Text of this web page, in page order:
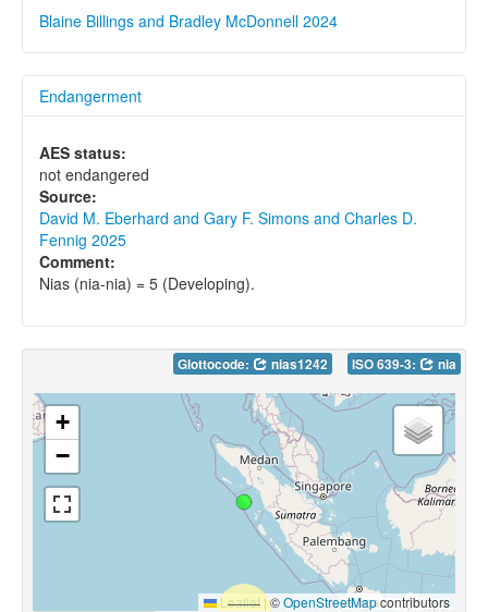
Blaine Billings and Bradley McDonnell 2024
Endangerment
AES status:
not endangered
Source:
David M. Eberhard and Gary F. Simons and Charles D.
Fennig 2025
Comment:
Nias (nia-nia) = 5 (Developing).
Glottocode: nias1242 ISO 639-3: nia
+
−
Leaflet |©OpenStreetMapcontributors